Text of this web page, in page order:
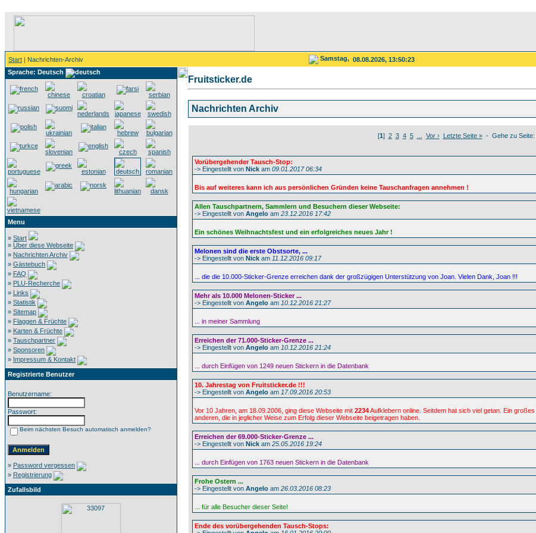
Start | Nachrichten-Archiv Samstag, 08.08.2026, 13:50:23
Sprache: Deutsch
Menu
» Start
» Über diese Webseite
» Nachrichten Archiv
» Gästebuch
» FAQ
» PLU-Recherche
» Links
» Statistik
» Sitemap
» Flaggen & Früchte
» Karten & Früchte
» Tauschpartner
» Sponsoren
» Impressum & Kontakt
Registrierte Benutzer
Benutzername:
Passwort:
Beim nächsten Besuch automatisch anmelden?
» Password vergessen
» Registrierung
Zufallsbild
Fruitsticker.de
Nachrichten Archiv
[1] 2 3 4 5 Vor › Letzte Seite »- Gehe zu Seite:
Vorübergehender Tausch-Stop:
-> Eingestellt von Nick am 09.01.2017 06:34
Bis auf weiteres kann ich aus persönlichen Gründen keine Tauschanfragen annehmen !
Allen Tauschpartnern, Sammlern und Besuchern dieser Webseite:
-> Eingestellt von Angelo am 23.12.2016 17:42
Ein schönes Weihnachtsfest und ein erfolgreiches neues Jahr !
Melonen sind die erste Obstsorte, ...
-> Eingestellt von Nick am 11.12.2016 09:17
... die die 10.000-Sticker-Grenze erreichen dank der großzügigen Unterstützung von Joan. Vielen Dank, Joan !!!
Mehr als 10.000 Melonen-Sticker ...
-> Eingestellt von Angelo am 10.12.2016 21:27
... in meiner Sammlung
Erreichen der 71.000-Sticker-Grenze ...
-> Eingestellt von Angelo am 10.12.2016 21:24
... durch Einfügen von 1249 neuen Stickern in die Datenbank
10. Jahrestag von Fruitsticker.de !!!
-> Eingestellt von Angelo am 17.09.2016 20:53
Vor 10 Jahren, am 18.09.2006, ging diese Webseite mit 2234Aufklebern online. Seitdem hat sich viel getan. Ein großes
anderen, die in jeglicher Weise zum Erfolg dieser Webseite beigetragen haben.
Erreichen der 69.000-Sticker-Grenze ...
-> Eingestellt von Nick am 25.05.2016 19:24
... durch Einfügen von 1763 neuen Stickern in die Datenbank
Frohe Ostern ...
-> Eingestellt von Angelo am 26.03.2016 08:23
... für alle Besucher dieser Seite!
Ende des vorübergehenden Tausch-Stops: